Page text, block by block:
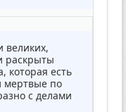
великих,
раскрыты
которая есть
мертвые по
с делами